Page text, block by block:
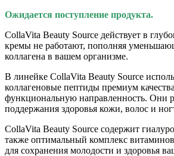
Ожидается поступление продукта.
CollaVita Beauty Source действует в
кремы не работают, пополняя
коллагена в вашем организме.
В линейке CollaVita Beauty Source
коллагеновые пептиды премиум
функциональную направленность. Они
поддержания здоровья кожи, волос и
CollaVita Beauty Source содержит
также оптимальный комплекс
для сохранения молодости и здоровья